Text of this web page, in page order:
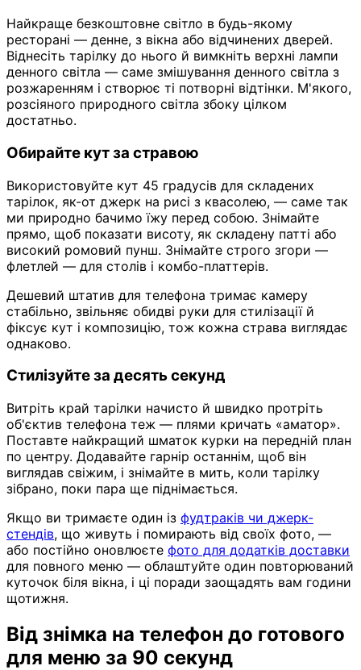
Найкраще безкоштовне світло в будь-якому
ресторані — денне, з вікна або відчинених дверей.
Віднесіть тарілку до нього й вимкніть верхні лампи
денного світла — саме змішування денного світла з
розжаренням і створює ті потворні відтінки. М'якого,
розсіяного природного світла збоку цілком
достатньо.
Обирайте кут за стравою
Використовуйте кут 45 градусів для складених
тарілок, як-от джерк на рисі з квасолею, — саме так
ми природно бачимо їжу перед собою. Знімайте
прямо, щоб показати висоту, як складену патті або
високий ромовий пунш. Знімайте строго згори —
флетлей — для столів і комбо-платтерів.
Дешевий штатив для телефона тримає камеру
стабільно, звільняє обидві руки для стилізації й
фіксує кут і композицію, тож кожна страва виглядає
однаково.
Стилізуйте за десять секунд
Витріть край тарілки начисто й швидко протріть
об'єктив телефона теж — плями кричать «аматор».
Поставте найкращий шматок курки на передній план
по центру. Додавайте гарнір останнім, щоб він
виглядав свіжим, і знімайте в мить, коли тарілку
зібрано, поки пара ще піднімається.
Якщо ви тримаєте один із фудтраків чи джерк-
стендів, що живуть і помирають від своїх фото, —
або постійно оновлюєте фото для додатків доставки
для повного меню — облаштуйте один повторюваний
куточок біля вікна, і ці поради заощадять вам години
щотижня.
Від знімка на телефон до готового
для меню за 90 секунд